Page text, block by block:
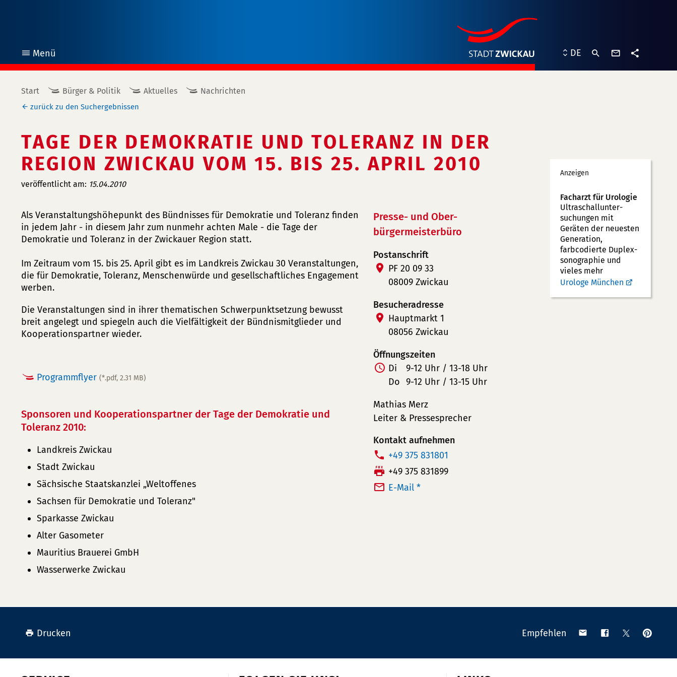
Menü
öffnen
DE
Start Bürger & Politik Aktuelles Nachrichten
zurück zu den Suchergebnissen
TAGE DER DEMOKRATIE UND TOLERANZ IN DER
REGION ZWICKAU VOM 15. BIS 25. APRIL 2010
veröffentlicht am: 15.04.2010
Als Veranstaltungshöhepunkt des Bündnisses für Demokratie und Toleranz finden
in jedem Jahr - in diesem Jahr zum nunmehr achten Male - die Tage der
Demokratie und Toleranz in der Zwickauer Region statt.
Im Zeitraum vom 15. bis 25. April gibt es im Landkreis Zwickau 30 Veranstaltungen,
die für Demokratie, Toleranz, Menschenwürde und gesellschaftliches Engagement
werben.
Die Veranstaltungen sind in ihrer thematischen Schwerpunktsetzung bewusst
breit angelegt und spiegeln auch die Vielfältigkeit der Bündnismitglieder und
Kooperationspartner wieder.
Programmflyer (*.pdf, 2.31 MB)
Sponsoren und Kooperationspartner der Tage der Demokratie und
Toleranz 2010:
Landkreis Zwickau
Stadt Zwickau
Sächsische Staatskanzlei „Weltoffenes
Sachsen für Demokratie und Toleranz"
Sparkasse Zwickau
Alter Gasometer
Mauritius Brauerei GmbH
Wasserwerke Zwickau
Presse- und Ober-
bürgermeisterbüro
Postanschrift
PF 20 09 33
08009 Zwickau
Besucheradresse
Hauptmarkt 1
08056 Zwickau
Öffnungszeiten
Di
9-12 Uhr / 13-18 Uhr
Do 9-12 Uhr / 13-15 Uhr
Mathias Merz
Leiter & Pressesprecher
Kontakt aufnehmen
T
e
l
e
+49 375 831801
F
a
+49 375 831899
E-Mail *
Werbung
Anzeigen
Facharzt für Urologie
Ultraschallunter­
suchungen mit
Geräten der neuesten
Generation,
farbcodierte Duplex­
sonographie und
vieles mehr
Urologe München
Drucken Empfehlen
Teilen Teilen Teilen